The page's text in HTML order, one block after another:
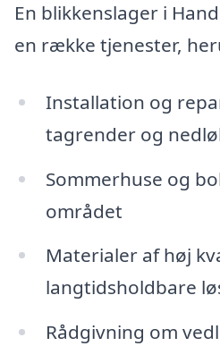
En blikkenslager i
en række tjenester,
Installation og
tagrender og
Sommerhuse og
området
Materialer af høj
langtidsholdbare
Rådgivning om